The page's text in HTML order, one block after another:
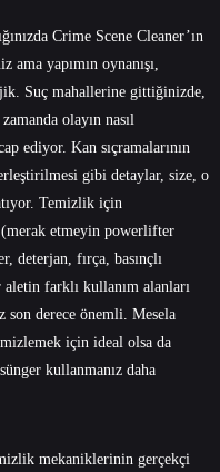
Crime Scene Cleaner’ın
yapımın oynanışı,
Suç mahallerine gittiğinizde,
olayın nasıl
ediyor. Kan sıçramalarının
gibi detaylar, size, o
Temizlik için
etmeyin powerlifter
fırça, basınçlı
farklı kullanım alanları
son derece önemli. Mesela
için ideal olsa da
kullanmanız daha
mekaniklerinin gerçekçi